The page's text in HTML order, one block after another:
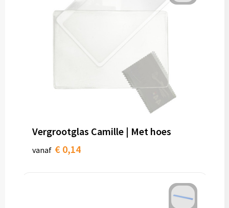
Vergrootglas Camille | Met hoes
vanaf € 0,14